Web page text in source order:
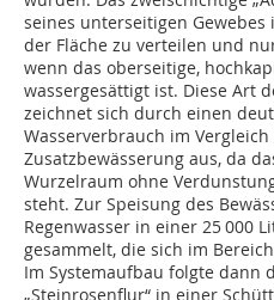
seines unterseitigen Gewebes
der Fläche zu verteilen und
wenn das oberseitige,
wassergesättigt ist. Diese Art
zeichnet sich durch einen
Wasserverbrauch im
Zusatzbewässerung aus, da
Wurzelraum ohne
steht. Zur Speisung des
Regenwasser in einer 25 000
gesammelt, die sich im
Im Systemaufbau folgte dann
„Steinrosenflur“ in einer